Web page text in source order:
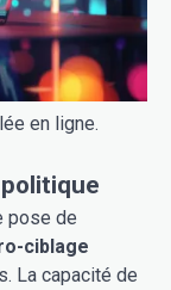
en ligne.
pose de
ciblage
La capacité de